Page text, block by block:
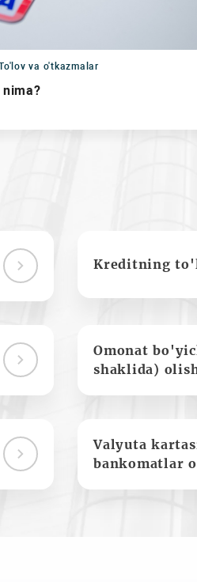
va o'tkazmalar
Kreditning
Omonat
shaklida)
Valyuta
bankomatlar